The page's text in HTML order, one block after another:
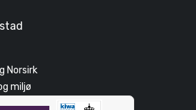
Norsirk
miljø